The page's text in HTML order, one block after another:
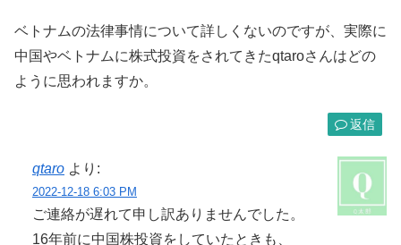
ベトナムの法律事情について詳しくないのですが、実際に
中国やベトナムに株式投資をされてきたqtaroさんはどの
ように思われますか。
返信
qtaro より:
2022-12-18 6:03 PM
ご連絡が遅れて申し訳ありませんでした。
16年前に中国株投資をしていたときも、